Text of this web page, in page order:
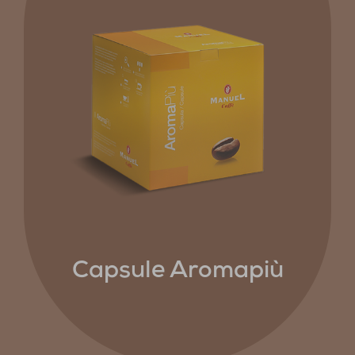
Capsule Aromapiù